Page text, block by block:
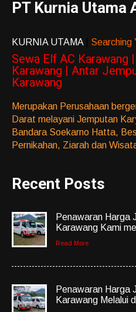
PT Kurnia Utama
KURNIA UTAMA Searching
Sewa Elf AC Karawang
Karawang | Antar
Karawang
Merupakan Perusahaan
Darat melayani Jemputan
Bandara Soekarno Hatta,
Pernikahan, Ziarah dan
Recent Posts
Penawaran Harga
Karawang Kami
Read More
Penawaran Harga
Karawang Melalui